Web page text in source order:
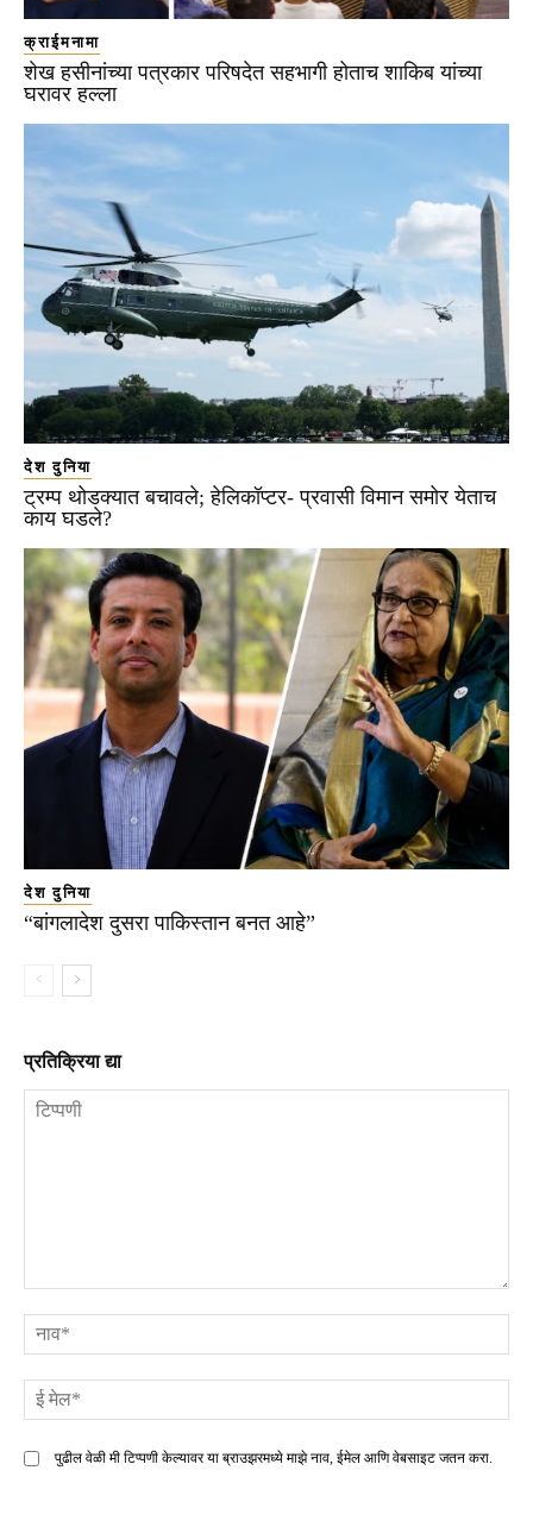
क्राईमनामा
शेख हसीनांच्या पत्रकार परिषदेत सहभागी होताच शाकिब यांच्या
घरावर हल्ला
देश दुनिया
ट्रम्प थोडक्यात बचावले; हेलिकॉप्टर- प्रवासी विमान समोर येताच
काय घडले?
देश दुनिया
“बांगलादेश दुसरा पाकिस्तान बनत आहे”
प्रतिक्रिया द्या
पुढील वेळी मी टिप्पणी केल्यावर या ब्राउझरमध्ये माझे नाव, ईमेल आणि वेबसाइट जतन करा.